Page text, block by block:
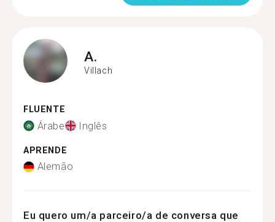
A.
Villach
FLUENTE
Árabe Inglês
APRENDE
Alemão
Eu quero um/a parceiro/a de conversa que